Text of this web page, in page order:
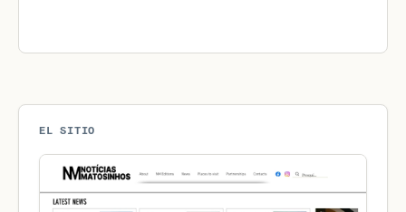
EL SITIO